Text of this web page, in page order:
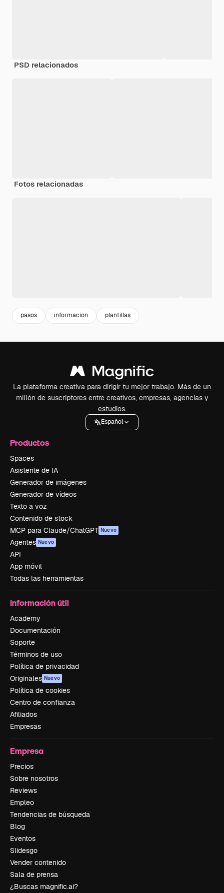
PSD relacionados
Fotos relacionadas
pasos informacion plantillas
La plataforma creativa para dirigir tu mejor trabajo. Más de un
millón de suscriptores entre creativos, empresas, agencias y
estudios.
Español
Productos
Spaces
Asistente de IA
Generador de imágenes
Generador de vídeos
Texto a voz
Contenido de stock
MCP para Claude/ChatGPT Nuevo
Agentes Nuevo
API
App móvil
Todas las herramientas
Información útil
Academy
Documentación
Soporte
Términos de uso
Política de privacidad
Originales Nuevo
Política de cookies
Centro de confianza
Afiliados
Empresas
Empresa
Precios
Sobre nosotros
Reviews
Empleo
Tendencias de búsqueda
Blog
Eventos
Slidesgo
Vender contenido
Sala de prensa
¿Buscas magnific.ai?